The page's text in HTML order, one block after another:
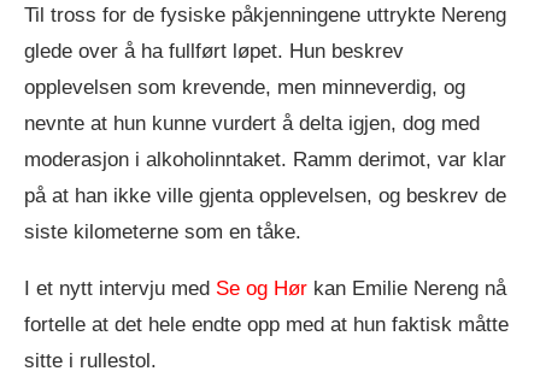
Til tross for de fysiske påkjenningene uttrykte Nereng
glede over å ha fullført løpet. Hun beskrev
opplevelsen som krevende, men minneverdig, og
nevnte at hun kunne vurdert å delta igjen, dog med
moderasjon i alkoholinntaket. Ramm derimot, var klar
på at han ikke ville gjenta opplevelsen, og beskrev de
siste kilometerne som en tåke.
I et nytt intervju med Se og Hør kan Emilie Nereng nå
fortelle at det hele endte opp med at hun faktisk måtte
sitte i rullestol.